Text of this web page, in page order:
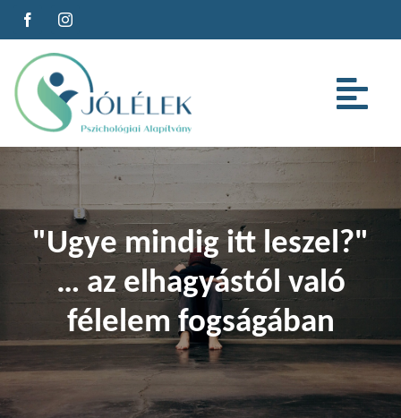
Kihagyás
Az alapítványról
Szolgáltatások
Oktatás
"Ugye mindig itt leszel?"
… az elhagyástól való
félelem fogságában